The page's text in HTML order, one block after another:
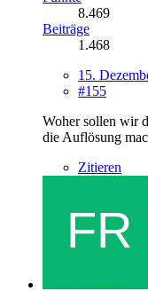
8.469
Beiträge
1.468
15.
#155
Woher sollen wir
die Auflösung
Zitieren